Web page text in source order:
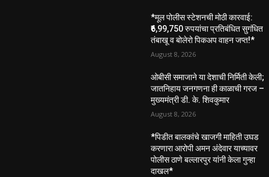
*मूल पोलीस स्टेशनची मोठी कारवाई:
₹6,99,750 रुपयांचा प्रतिबंधित सुगंधित
तंबाखू व बोलेरो पिकअप वाहन जप्त!*
August 8, 2026
ओबीसी समाजाने या देशाची निर्मिती केली;
जातनिहाय जनगणना ही काळाची गरज –
मुख्यमंत्री डी. के. शिवकुमार
August 8, 2026
*पिडीत बालकांचे खाजगी माहिती उघड
करणारा आरोपी अमन अंदेवार याच्यावर
पोलीस ठाणे बल्लारपुर यांनी केला गुन्हा
दाखल*